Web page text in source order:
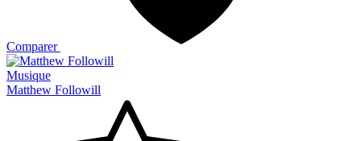
Comparer
Musique
Matthew Followill